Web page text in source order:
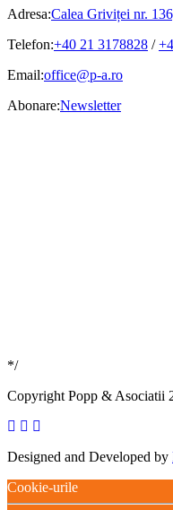
Adresa:Calea Griviței nr.
Telefon:+40 21 3178828 /
Email:office@p-a.ro
Abonare:Newsletter
*/
Copyright Popp & Asociatii
Designed and Developed by
Cookie-urile